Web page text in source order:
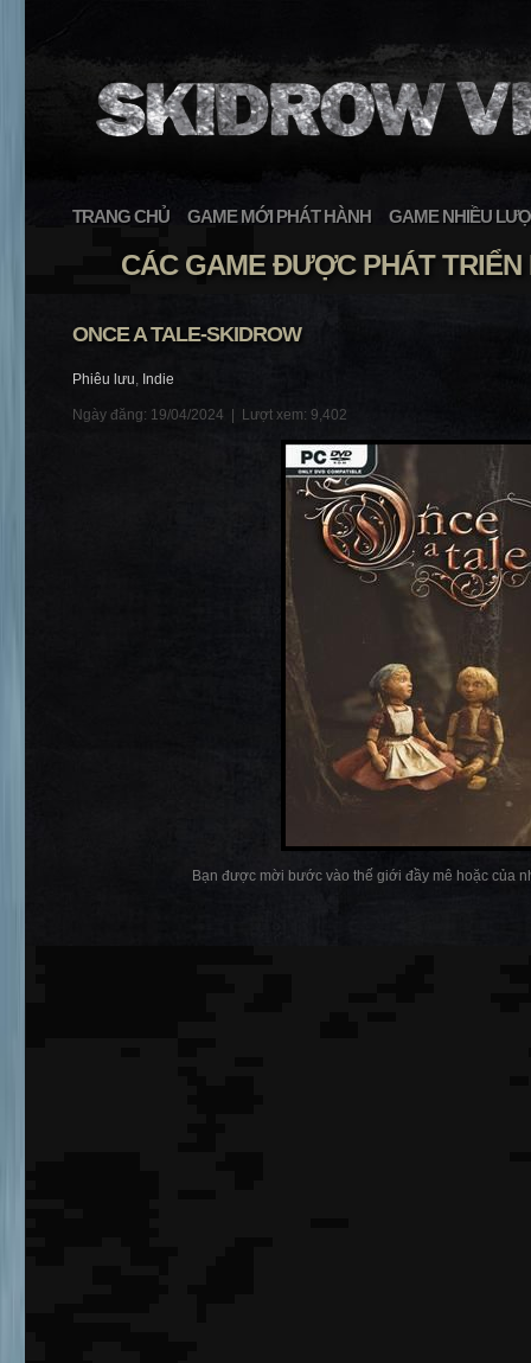
TRANG CHỦ GAME MỚI PHÁT HÀNH GAME NHIỀU
CÁC GAME ĐƯỢC PHÁT
ONCE A TALE-SKIDROW
Phiêu lưu, Indie
Ngày đăng: 19/04/2024 | Lượt xem: 9,402
Bạn được mời bước vào thế giới đầy mê hoặc của